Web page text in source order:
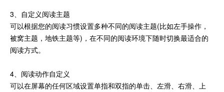
3、自定义阅读主题
可以根据您的阅读习惯设置多种不同的阅读主题(比如左手操作，
被窝主题，地铁主题等)，在不同的阅读环境下随时切换最适合的
阅读方式。
4、阅读动作自定义
可以在屏幕的任何区域设置单指和双指的单击、左滑、右滑、上